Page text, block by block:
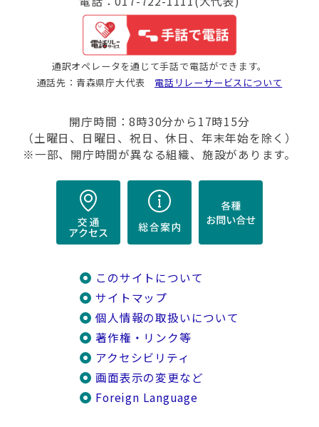
通訳オペレータを通じて手話で電話ができます。
通話先：青森県庁大代表 電話リレーサービスについて
開庁時間：8時30分から17時15分
（土曜日、日曜日、祝日、休日、年末年始を除く）
※一部、開庁時間が異なる組織、施設があります。
このサイトについて
サイトマップ
個人情報の取扱いについて
著作権・リンク等
アクセシビリティ
画面表示の変更など
Foreign Language